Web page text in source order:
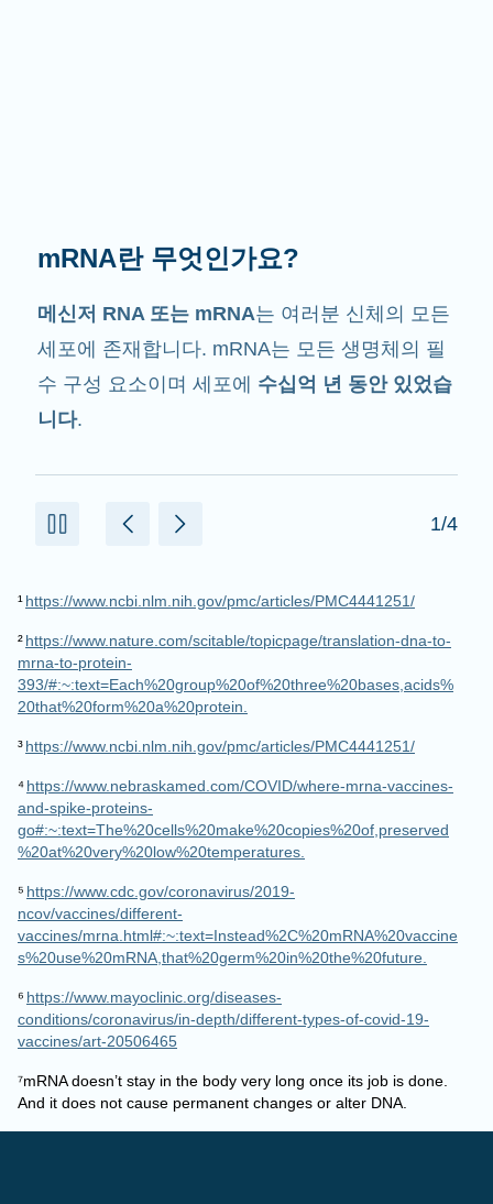
mRNA는 무슨 일을 할까요?
그 이름에서 암시하는 것처럼 mRNA는전달자
입니다. mRNA는 단백질을 만드는데 도움을 주
는 세포 내 다른 구성 요소와 상호작용합니다.
²https://www.nature.com/scitable/topicpage/translation-dna-to-
393/#:~:text=Each%20group%20of%20three%20bases,acids%
20that%20form%20a%20protein.
³https://www.ncbi.nlm.nih.gov/pmc/articles/PMC4441251/
⁴https://www.nebraskamed.com/COVID/where-mrna-vaccines-
go#:~:text=The%20cells%20make%20copies%20of,preserved
%20at%20very%20low%20temperatures.
⁵https://www.cdc.gov/coronavirus/2019-
vaccines/mrna.html#:~:text=Instead%2C%20mRNA%20vaccine
s%20use%20mRNA,that%20germ%20in%20the%20future.
⁶https://www.mayoclinic.org/diseases-
vaccines/art-20506465
⁷mRNA doesn’t stay in the body very long once its job is done.